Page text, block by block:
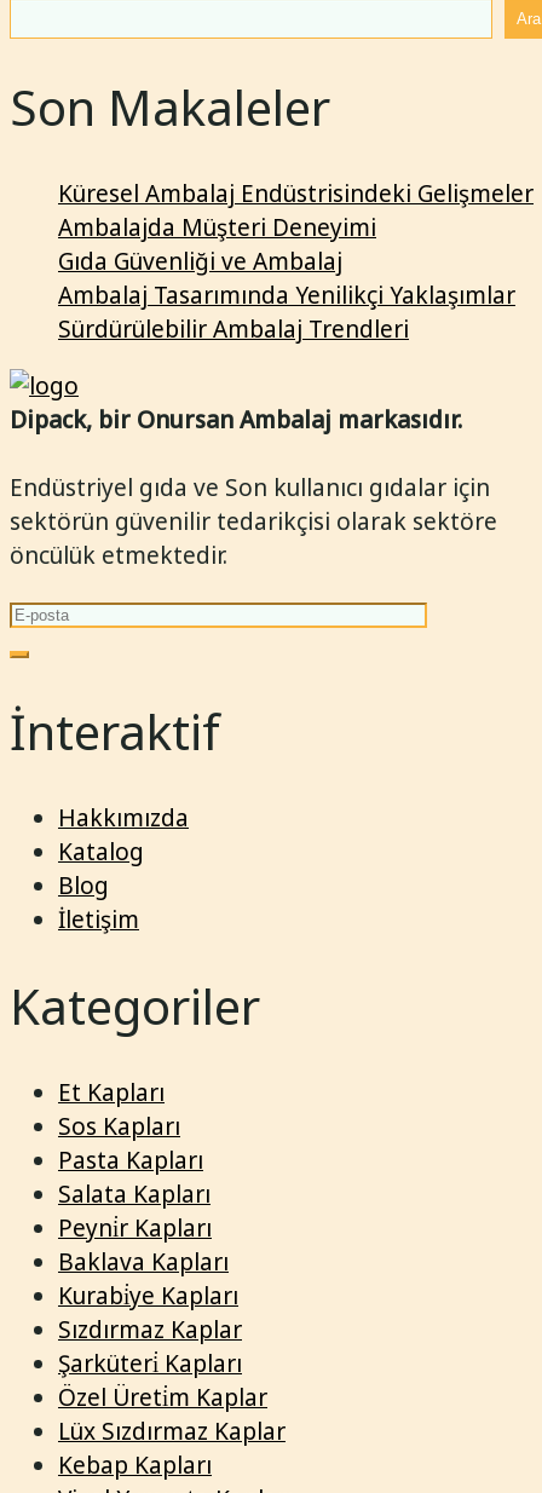
Ara
Son Makaleler
Küresel Ambalaj Endüstrisindeki Gelişmeler
Ambalajda Müşteri Deneyimi
Gıda Güvenliği ve Ambalaj
Ambalaj Tasarımında Yenilikçi Yaklaşımlar
Sürdürülebilir Ambalaj Trendleri
Dipack, bir Onursan Ambalaj markasıdır.
Endüstriyel gıda ve Son kullanıcı gıdalar için
sektörün güvenilir tedarikçisi olarak sektöre
öncülük etmektedir.
İnteraktif
Hakkımızda
Katalog
Blog
İletişim
Kategoriler
Et Kapları
Sos Kapları
Pasta Kapları
Salata Kapları
Peyni̇r Kapları
Baklava Kapları
Kurabi̇ye Kapları
Sızdırmaz Kaplar
Şarküteri̇ Kapları
Özel Üreti̇m Kaplar
Lüx Sızdırmaz Kaplar
Kebap Kapları